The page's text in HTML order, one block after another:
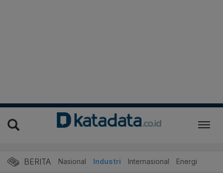
BERITA Nasional Industri Internasional Energi